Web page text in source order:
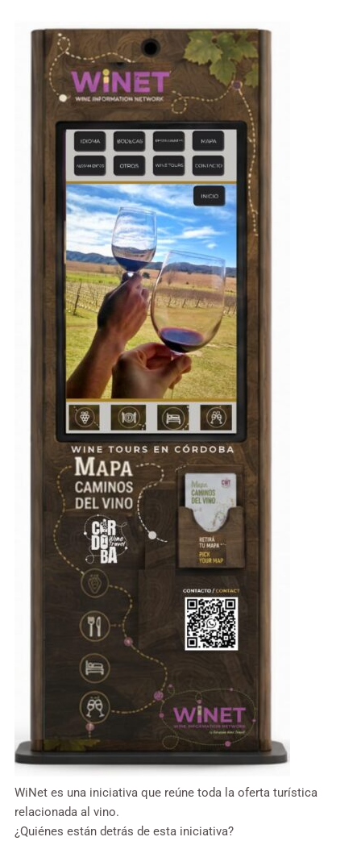
WiNet es una iniciativa que reúne toda la oferta turística
relacionada al vino.
¿Quiénes están detrás de esta iniciativa?